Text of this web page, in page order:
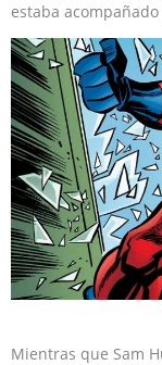
estaba
Mientras que Sam